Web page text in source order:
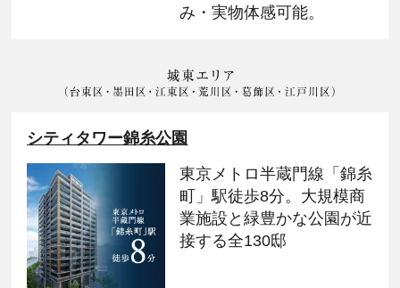
み・実物体感可能。
シティタワー錦糸公園
東京メトロ半蔵門線「錦糸
町」駅徒歩8分。大規模商
業施設と緑豊かな公園が近
接する全130邸